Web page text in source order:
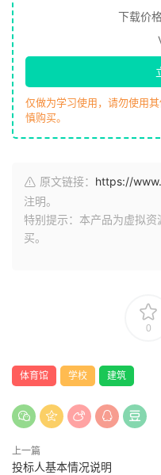
下载价
仅做为学习使用，请勿使用
慎购买。
原文链接： https://
注明。
特别提示：本产品为虚拟
买。
0
体育馆 学校 建筑
上一篇
投标人基本情况说明